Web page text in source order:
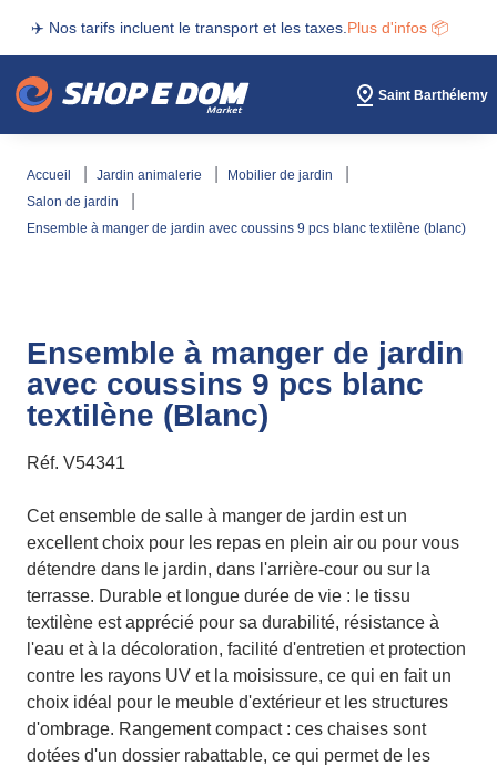
✈️ Nos tarifs incluent le transport et les taxes. Plus d'infos 📦
Saint Barthélemy
accueil jardin animalerie
mobilier de jardin
salon de jardin
ensemble à manger de jardin avec coussins 9 pcs blanc textilène (blanc)
Ensemble à manger de jardin
avec coussins 9 pcs blanc
textilène (Blanc)
Réf. V54341
Cet ensemble de salle à manger de jardin est un
excellent choix pour les repas en plein air ou pour vous
détendre dans le jardin, dans l'arrière-cour ou sur la
terrasse. Durable et longue durée de vie : le tissu
textilène est apprécié pour sa durabilité, résistance à
l'eau et à la décoloration, facilité d'entretien et protection
contre les rayons UV et la moisissure, ce qui en fait un
choix idéal pour le meuble d'extérieur et les structures
d'ombrage. Rangement compact : ces chaises sont
dotées d'un dossier rabattable, ce qui permet de les